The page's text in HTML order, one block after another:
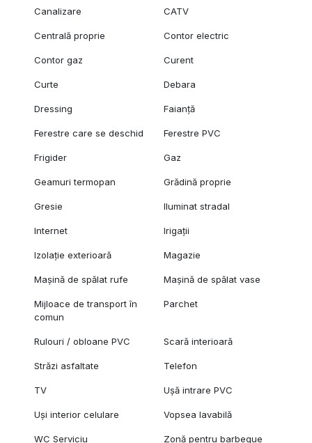
Canalizare CATV
Centrală proprie Contor electric
Contor gaz Curent
Curte Debara
Dressing Faianță
Ferestre care se deschid Ferestre PVC
Frigider Gaz
Geamuri termopan Grădină proprie
Gresie Iluminat stradal
Internet Irigații
Izolație exterioară Magazie
Mașină de spălat rufe Mașină de spălat vase
Mijloace de transport în
comun
Parchet
Rulouri / obloane PVC Scară interioară
Străzi asfaltate Telefon
TV Ușă intrare PVC
Uși interior celulare Vopsea lavabilă
WC Serviciu Zonă pentru barbeque